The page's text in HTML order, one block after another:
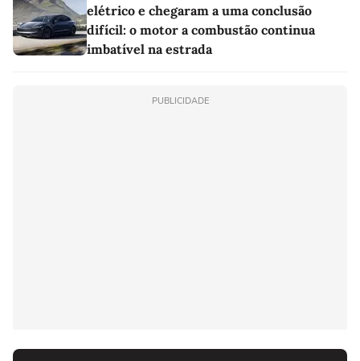
elétrico e chegaram a uma conclusão
difícil: o motor a combustão continua
imbatível na estrada
PUBLICIDADE